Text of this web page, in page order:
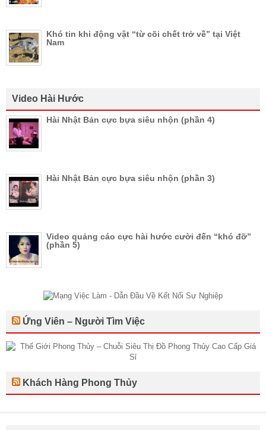
Khó tin khi động vật “từ cõi chết trở về” tại Việt
Nam
Video Hài Hước
Hài Nhật Bản cực bựa siêu nhộn (phần 4)
Hài Nhật Bản cực bựa siêu nhộn (phần 3)
Video quảng cáo cực hài hước cười đến “khó đỡ”
(phần 5)
Ứng Viên – Người Tìm Việc
Khách Hàng Phong Thủy